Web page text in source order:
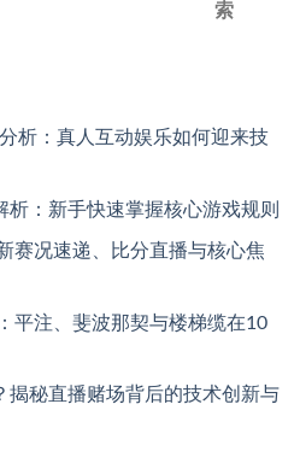
索
析：真人互动娱乐如何迎来技
：新手快速掌握核心游戏规则
赛况速递、比分直播与核心焦
平注、斐波那契与楼梯缆在10
揭秘直播赌场背后的技术创新与